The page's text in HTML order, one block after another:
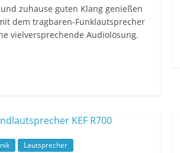
zuhause guten Klang genießen
dem tragbaren-Funklautsprecher
vielversprechende Audiolösung.
Lautsprecher